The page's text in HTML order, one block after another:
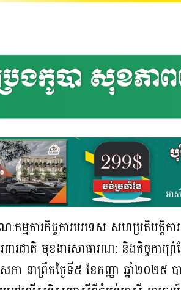
មការកិច្ចការបរទេស សហប្រតិបត្តិក
ពារជាតិ មុខងារសាធារណ: និងកិច្ចកា
ភា នាព្រឹកថ្ងៃទី៥ ខែកញ្ញា ឆ្នាំ២០២